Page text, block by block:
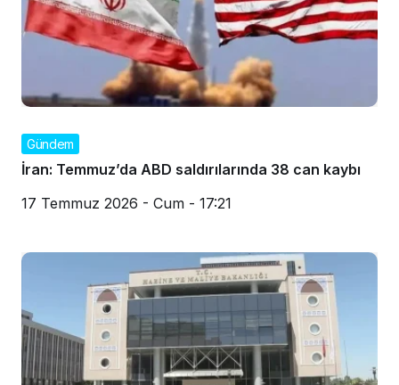
Gündem
İran: Temmuz’da ABD saldırılarında 38 can kaybı
17 Temmuz 2026 - Cum - 17:21